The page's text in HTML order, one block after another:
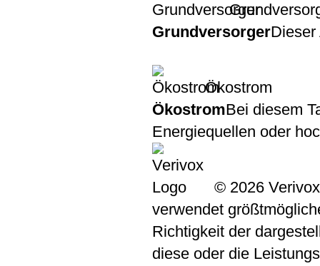
GrundversorgerDieser
Ökostrom
ÖkostromBei diesem
Energiequellen oder
© 2026
verwendet
Richtigkeit der
diese oder die